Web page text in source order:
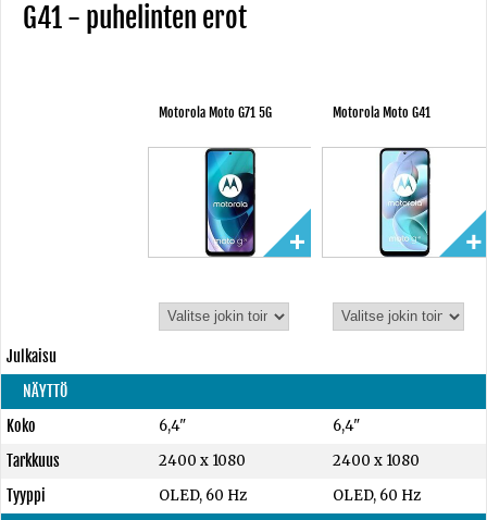
G41 - puhelinten erot
Motorola Moto G71 5G Motorola Moto G41
Julkaisu
NÄYTTÖ
Koko
6,4"
6,4"
Tarkkuus
2400 x 1080
2400 x 1080
Tyyppi
OLED, 60 Hz
OLED, 60 Hz